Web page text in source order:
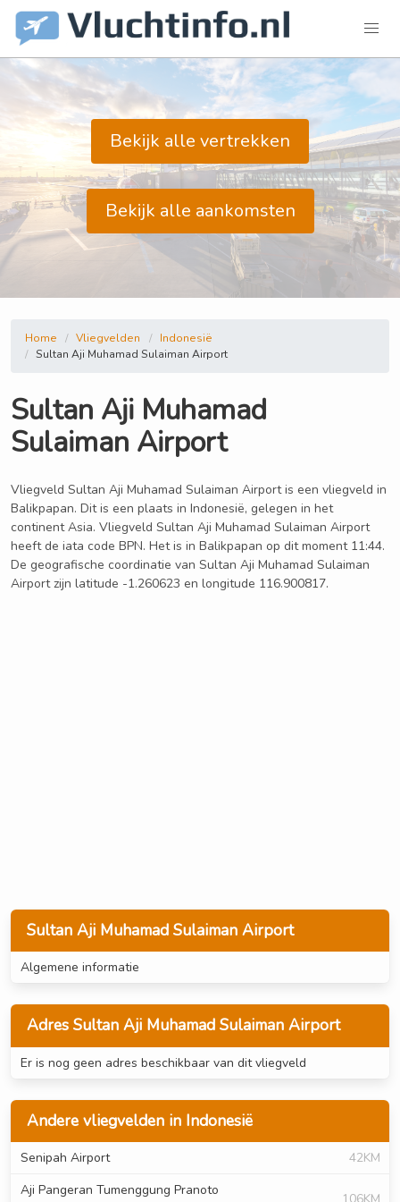
Bekijk alle vertrekken
Bekijk alle aankomsten
Sultan Aji Muhamad Sulaiman Airport
Algemene informatie
Adres Sultan Aji Muhamad Sulaiman Airport
Er is nog geen adres beschikbaar van dit vliegveld
Andere vliegvelden in Indonesië
Senipah Airport
42KM
Aji Pangeran Tumenggung Pranoto
Home Vliegvelden
Indonesië
Sultan Aji Muhamad Sulaiman Airport
Sultan Aji Muhamad
Sulaiman Airport
Vliegveld Sultan Aji Muhamad Sulaiman Airport is een vliegveld in
Balikpapan. Dit is een plaats in Indonesië, gelegen in het
continent Asia. Vliegveld Sultan Aji Muhamad Sulaiman Airport
heeft de iata code BPN. Het is in Balikpapan op dit moment 11:44.
De geografische coordinatie van Sultan Aji Muhamad Sulaiman
Airport zijn latitude -1.260623 en longitude 116.900817.